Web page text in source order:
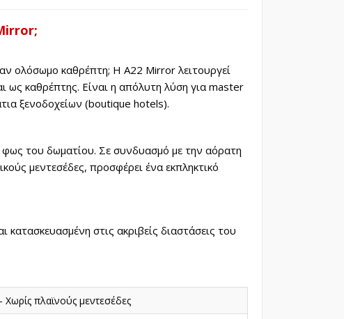
ολόσωμο καθρέπτη; Η A22 Mirror λειτουργεί
καθρέπτης. Είναι η απόλυτη λύση για master
ξενοδοχείων (boutique hotels).
φως του δωματίου. Σε συνδυασμό με την αόρατη
μεντεσέδες, προσφέρει ένα εκπληκτικό
κατασκευασμένη στις ακριβείς διαστάσεις του
πλαϊνούς μεντεσέδες